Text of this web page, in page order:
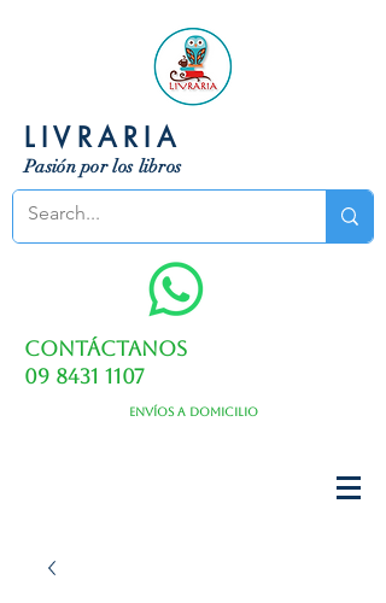
LIVRARIA
Pasión por los libros
Contáctanos
09 8431 1107
Envíos a domicilio